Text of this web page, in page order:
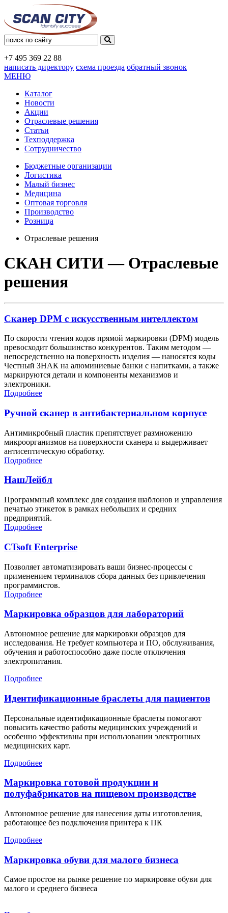
+7 495 369 22 88
написать директору схема проезда обратный звонок
МЕНЮ
Каталог
Новости
Акции
Отраслевые решения
Статьи
Техподдержка
Сотрудничество
Бюджетные организации
Логистика
Малый бизнес
Медицина
Оптовая торговля
Производство
Розница
Отраслевые решения
СКАН СИТИ — Отраслевые
решения
Сканер DPM с искусственным интеллектом
По скорости чтения кодов прямой маркировки (DPM) модель
превосходит большинство конкурентов. Таким методом —
непосредственно на поверхность изделия — наносятся коды
Честный ЗНАК на алюминиевые банки с напитками, а также
маркируются детали и компоненты механизмов и
электроники.
Подробнее
Ручной сканер в антибактериальном корпусе
Антимикробный пластик препятствует размножению
микроорганизмов на поверхности сканера и выдерживает
антисептическую обработку.
Подробнее
НашЛейбл
Программный комплекс для создания шаблонов и управления
печатью этикеток в рамках небольших и средних
предприятий.
Подробнее
CTsoft Enterprise
Позволяет автоматизировать ваши бизнес-процессы с
применением терминалов сбора данных без привлечения
программистов.
Подробнее
Маркировка образцов для лабораторий
Автономное решение для маркировки образцов для
исследования. Не требует компьютера и ПО, обслуживания,
обучения и работоспособно даже после отключения
электропитания.
Подробнее
Идентификационные браслеты для пациентов
Персональные идентификационные браслеты помогают
повысить качество работы медицинских учреждений и
особенно эффективны при использовании электронных
медицинских карт.
Подробнее
Маркировка готовой продукции и
полуфабрикатов на пищевом производстве
Автономное решение для нанесения даты изготовления,
работающее без подключения принтера к ПК
Подробнее
Маркировка обуви для малого бизнеса
Самое простое на рынке решение по маркировке обуви для
малого и среднего бизнеса